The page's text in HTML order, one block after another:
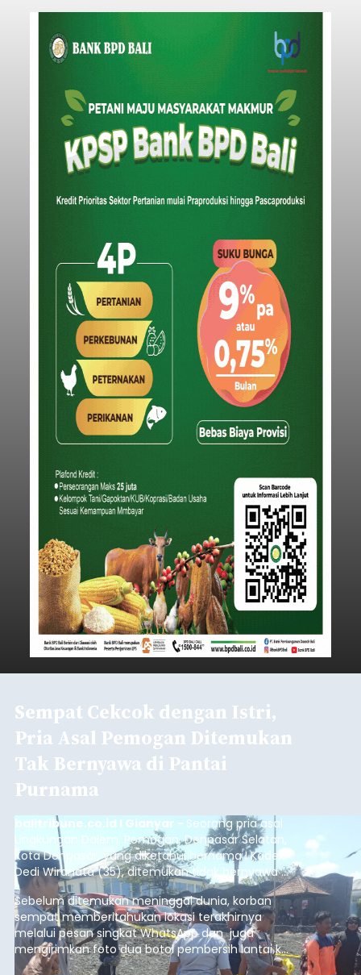
Sempat Cekcok dengan Istri,
Pria Asal Pemogan Ditemukan
Tak Bernyawa di Pantai
Purnama
balitribune.co.id I Gianyar - Seorang pria asal
Lingkungan Dalem, Pemogan, Denpasar Selatan,
Kota Denpasar, yang diketahui bernama I Kadek
Dedi Wiranata (35), ditemukan tidak bernyawa di
pesisir Pantai Purnama, Sukawati.
Sebelum ditemukan meninggal dunia, korban
sempat memberitahukan lokasi terakhirnya
melalui pesan singkat WhatsApp dan juga
mengirimkan foto dua botol pembersih lantai ke
istrinya.